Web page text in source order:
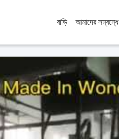
বাড়ি আমাদের সম্বন্ধে